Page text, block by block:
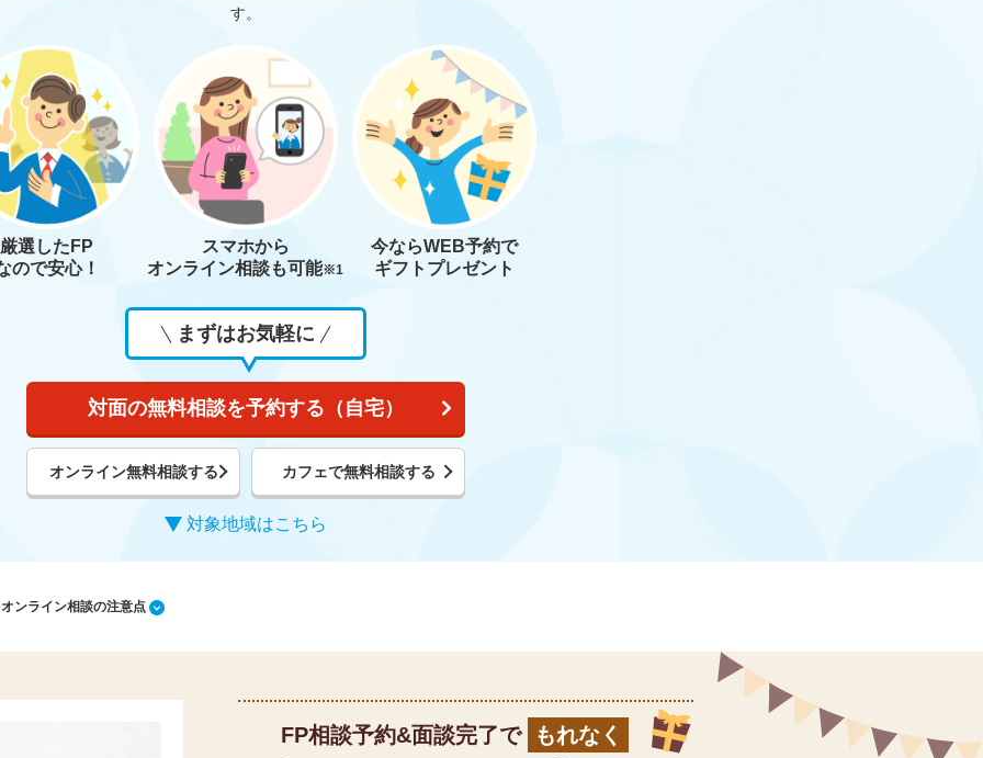
す。
厳選したFP
ので安心！
スマホから
オンライン相談も可能※1
今ならWEB予約で
ギフトプレゼント
まずはお気軽に
対面の無料相談を予約する（自宅）
オンライン無料相談する カフェで無料相談する
対象地域はこちら
ンライン相談の注意点
FP相談予約&面談完了で もれなく